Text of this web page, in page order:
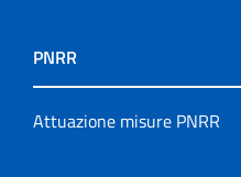
PNRR
Attuazione misure PNRR